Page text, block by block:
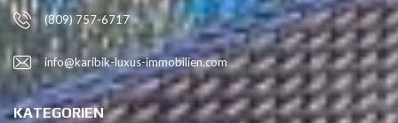
(809) 757-6717
info@karibik-luxus-immobilien.com
KATEGORIEN